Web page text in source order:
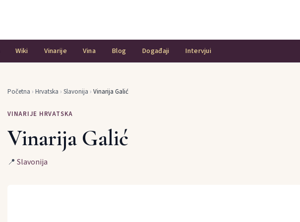
Wiki Vinarije Vina Blog Događaji Intervjui
Početna › Hrvatska › Slavonija › Vinarija Galić
VINARIJE HRVATSKA
Vinarija Galić
📍 Slavonija